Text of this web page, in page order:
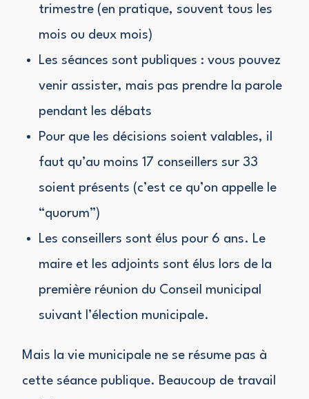
trimestre (en pratique, souvent tous les
mois ou deux mois)
Les séances sont publiques : vous pouvez
venir assister, mais pas prendre la parole
pendant les débats
Pour que les décisions soient valables, il
faut qu’au moins 17 conseillers sur 33
soient présents (c’est ce qu’on appelle le
“quorum”)
Les conseillers sont élus pour 6 ans. Le
maire et les adjoints sont élus lors de la
première réunion du Conseil municipal
suivant l’élection municipale.
Mais la vie municipale ne se résume pas à
cette séance publique. Beaucoup de travail